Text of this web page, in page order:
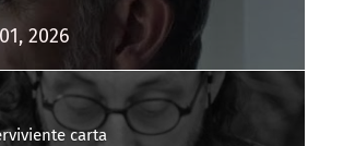
2026
carta